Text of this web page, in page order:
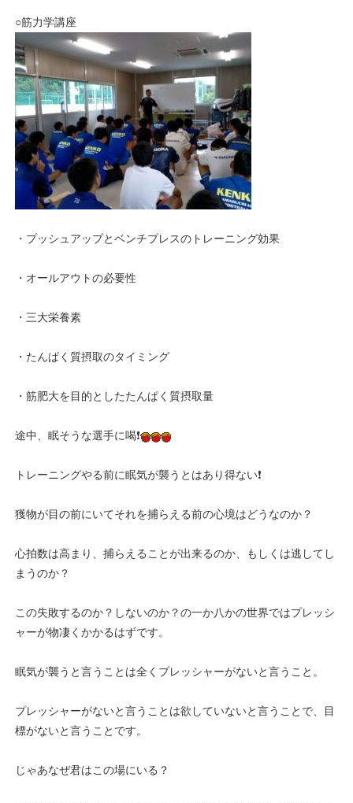
○筋力学講座
・プッシュアップとベンチプレスのトレーニング効果
・オールアウトの必要性
・三大栄養素
・たんぱく質摂取のタイミング
・筋肥大を目的としたたんぱく質摂取量
途中、眠そうな選手に喝❗
トレーニングやる前に眠気が襲うとはあり得ない❗
獲物が目の前にいてそれを捕らえる前の心境はどうなのか？
心拍数は高まり、捕らえることが出来るのか、もしくは逃してし
まうのか？
この失敗するのか？しないのか？の一か八かの世界ではプレッシ
ャーが物凄くかかるはずです。
眠気が襲うと言うことは全くプレッシャーがないと言うこと。
プレッシャーがないと言うことは欲していないと言うことで、目
標がないと言うことです。
じゃあなぜ君はこの場にいる？